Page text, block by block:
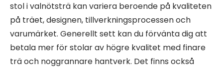
stol i valnötsträ kan variera beroende på kvaliteten
på träet, designen, tillverkningsprocessen och
varumärket. Generellt sett kan du förvänta dig att
betala mer för stolar av högre kvalitet med finare
trä och noggrannare hantverk. Det finns också